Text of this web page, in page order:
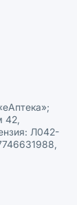
данных
42,
Л042-